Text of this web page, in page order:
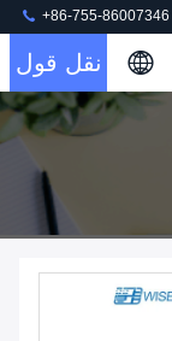
+86-755-86007346
نقل قول